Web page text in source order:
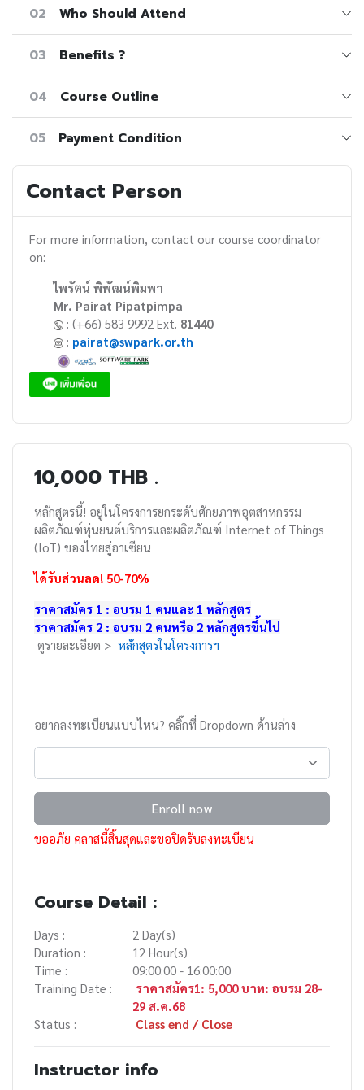
02 Who Should Attend
03 Benefits ?
04 Course Outline
05 Payment Condition
Contact Person
For more information, contact our course coordinator
on:
ไพรัตน์ พิพัฒน์พิมพา
Mr. Pairat Pipatpimpa
: (+66) 583 9992 Ext. 81440
: pairat@swpark.or.th
10,000 THB .
หลักสูตรนี้! อยู่ในโครงการยกระดับศักยภาพอุตสาหกรรม
ผลิตภัณฑ์หุ่นยนต์บริการและผลิตภัณฑ์ Internet of Things
(IoT) ของไทยสู่อาเซียน
ได้รับส่วนลด! 50-70%
ราคาสมัคร 1 : อบรม 1 คนและ 1 หลักสูตร
ราคาสมัคร 2 : อบรม 2 คนหรือ 2 หลักสูตรขึ้นไป
ดูรายละเอียด > หลักสูตรในโครงการฯ
อยากลงทะเบียนแบบไหน? คลิ๊กที่ Dropdown ด้านล่าง
Enroll now
ขออภัย คลาสนี้สิ้นสุดและขอปิดรับลงทะเบียน
Course Detail :
Days :
2 Day(s)
Duration :
12 Hour(s)
Time :
09:00:00 - 16:00:00
Training Date :
ราคาสมัคร1: 5,000 บาท: อบรม 28-
29 ส.ค.68
Status :
Class end / Close
Instructor info